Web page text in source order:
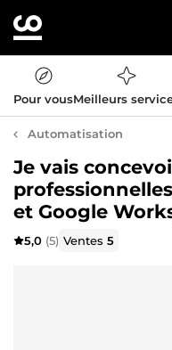
Pour vousMeilleurs
Automatisation
Je vais
et Google
5,0 (5) Ventes5